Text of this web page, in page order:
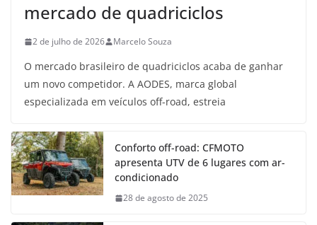
mercado de quadriciclos
2 de julho de 2026 Marcelo Souza
O mercado brasileiro de quadriciclos acaba de ganhar
um novo competidor. A AODES, marca global
especializada em veículos off-road, estreia
Conforto off-road: CFMOTO
apresenta UTV de 6 lugares com ar-
condicionado
28 de agosto de 2025